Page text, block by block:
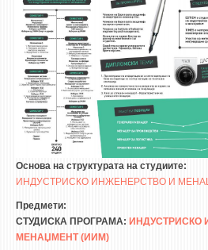
ДОЦЕНТИ
АСИСТЕНТИ
ЛЕКТОРИ
ЛАБОРАНТИ
ПЕНЗИОНИРАН КАДАР
IN MEMORIAM
СТУДИИ
I ЦИКЛУС - ДОДИПЛОМСКИ
II ЦИКЛУС - ПОСЛЕДИПЛОМСКИ
Основа на структурата на студиите:
ИНДУСТРИСКО ИНЖЕНЕРСТВО И
Предмети:
СТУДИСКА ПРОГРАМА: ИНДУСТРИСКО
МЕНАЏМЕНТ (ИИМ)